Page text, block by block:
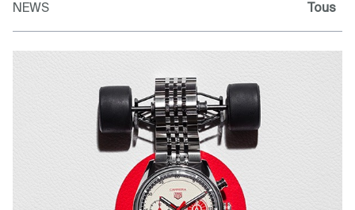
NEWS Tous